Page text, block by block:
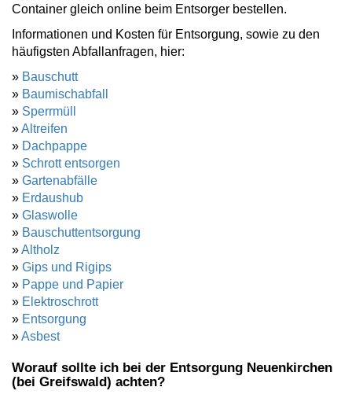
Container gleich online beim Entsorger bestellen.
Informationen und Kosten für Entsorgung, sowie zu den
häufigsten Abfallanfragen, hier:
» Bauschutt
» Baumischabfall
» Sperrmüll
»Altreifen
» Dachpappe
» Schrott entsorgen
» Gartenabfälle
» Erdaushub
» Glaswolle
» Bauschuttentsorgung
»Altholz
» Gips und Rigips
» Pappe und Papier
» Elektroschrott
» Entsorgung
»Asbest
Worauf sollte ich bei der Entsorgung Neuenkirchen
(bei Greifswald) achten?